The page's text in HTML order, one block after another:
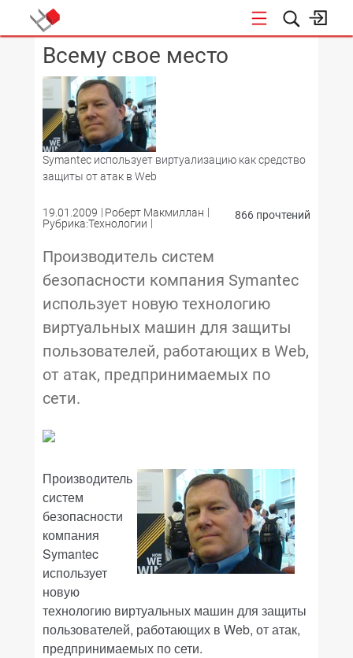
КОНФЕРЕНЦИИ
Всему свое место
Symantec использует виртуализацию как средство
защиты от атак в Web
19.01.2009
Роберт Макмиллан
Рубрика:Технологии
866 прочтений
Производитель систем
безопасности компания Symantec
использует новую технологию
виртуальных машин для защиты
пользователей, работающих в Web,
от атак, предпринимаемых по
сети.
Производитель
систем
безопасности
компания
Symantec
использует
новую
технологию виртуальных машин для защиты
пользователей, работающих в Web, от атак,
предпринимаемых по сети.